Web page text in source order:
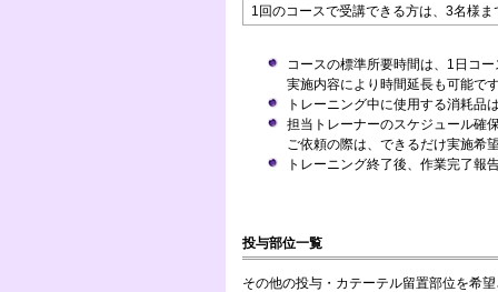
1回のコースで受講できる方は、3名様
コースの標準所要時間は、1日コ
実施内容により時間延長も可能で
トレーニング中に使用する消耗品
担当トレーナーのスケジュール確
ご依頼の際は、できるだけ実施希
トレーニング終了後、作業完了報
投与部位一覧
その他の投与・カテーテル留置部位を希